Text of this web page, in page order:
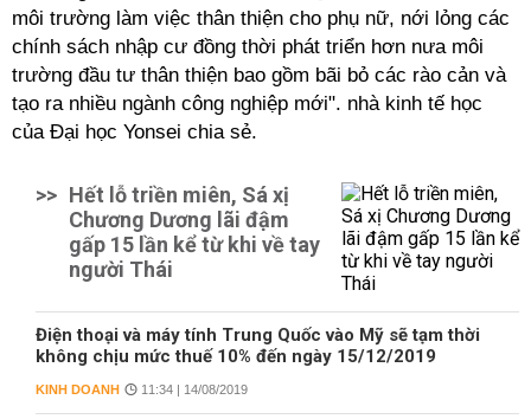
môi trường làm việc thân thiện cho phụ nữ, nới lỏng các
chính sách nhập cư đồng thời phát triển hơn nưa môi
trường đầu tư thân thiện bao gồm bãi bỏ các rào cản và
tạo ra nhiều ngành công nghiệp mới". nhà kinh tế học
của Đại học Yonsei chia sẻ.
>> Hết lỗ triền miên, Sá xị
Chương Dương lãi đậm
gấp 15 lần kể từ khi về tay
người Thái
Điện thoại và máy tính Trung Quốc vào Mỹ sẽ tạm thời
không chịu mức thuế 10% đến ngày 15/12/2019
KINH DOANH 11:34 | 14/08/2019